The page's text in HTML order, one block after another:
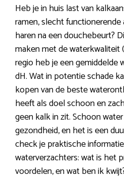
Heb je in huis last van
ramen, slecht
haren na een douchebeurt?
maken met de waterkwaliteit
regio heb je een gemiddelde
dH. Wat in potentie schade
kopen van de beste
heeft als doel schoon en
geen kalk in zit. Schoon
gezondheid, en het is een
check je praktische
waterverzachters: wat is het
voordelen, en wat ben ik